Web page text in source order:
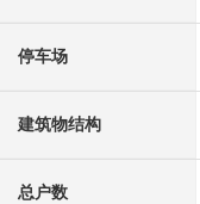
停车场
建筑物结构
总户数